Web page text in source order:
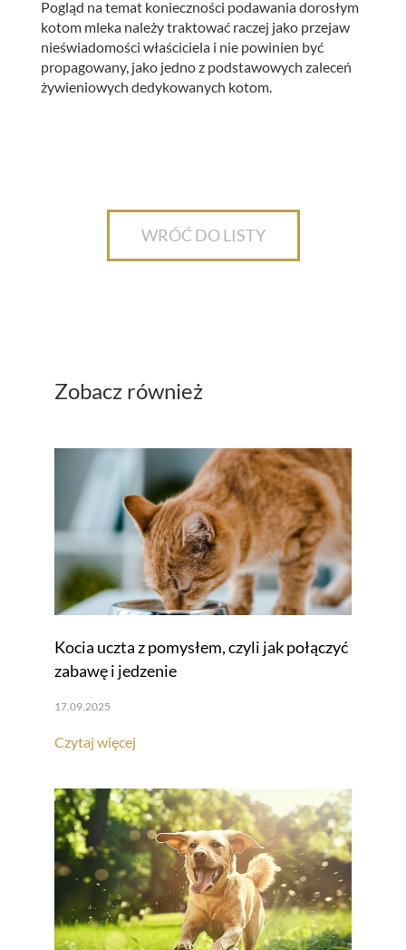
Pogląd na temat konieczności podawania dorosłym
kotom mleka należy traktować raczej jako przejaw
nieświadomości właściciela i nie powinien być
propagowany, jako jedno z podstawowych zaleceń
żywieniowych dedykowanych kotom.
WRÓĆ DO LISTY
Zobacz również
Kocia uczta z pomysłem, czyli jak połączyć
zabawę i jedzenie
17.09.2025
Czytaj więcej